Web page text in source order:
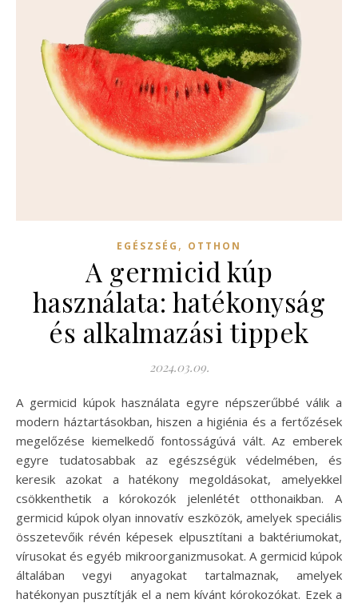
EGÉSZSÉG , OTTHON
A germicid kúp
használata: hatékonyság
és alkalmazási tippek
2024.03.09.
A germicid kúpok használata egyre népszerűbbé válik a
modern háztartásokban, hiszen a higiénia és a fertőzések
megelőzése kiemelkedő fontosságúvá vált. Az emberek
egyre tudatosabbak az egészségük védelmében, és
keresik azokat a hatékony megoldásokat, amelyekkel
csökkenthetik a kórokozók jelenlétét otthonaikban. A
germicid kúpok olyan innovatív eszközök, amelyek speciális
összetevőik révén képesek elpusztítani a baktériumokat,
vírusokat és egyéb mikroorganizmusokat. A germicid kúpok
általában vegyi anyagokat tartalmaznak, amelyek
hatékonyan pusztítják el a nem kívánt kórokozókat. Ezek a